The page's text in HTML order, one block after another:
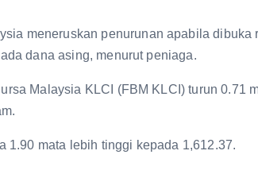
meneruskan penurunan apabila dibuka
dana asing, menurut peniaga.
Malaysia KLCI (FBM KLCI) turun 0.71
1.90 mata lebih tinggi kepada 1,612.37.